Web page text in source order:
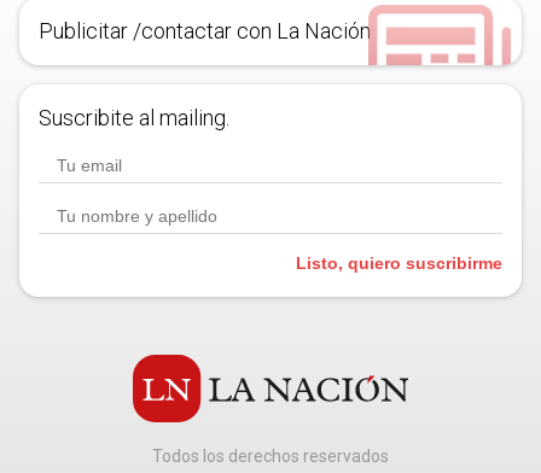
Publicitar /contactar con La Nación
Suscribite al mailing.
Listo, quiero suscribirme
Todos los derechos reservados